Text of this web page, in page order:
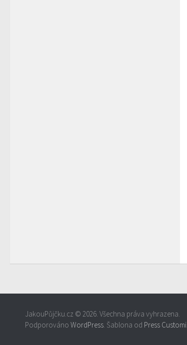
JakouPůjčku.cz © 2026. Všechna práva vyhrazena.
Podporováno WordPress. Šablona od Press